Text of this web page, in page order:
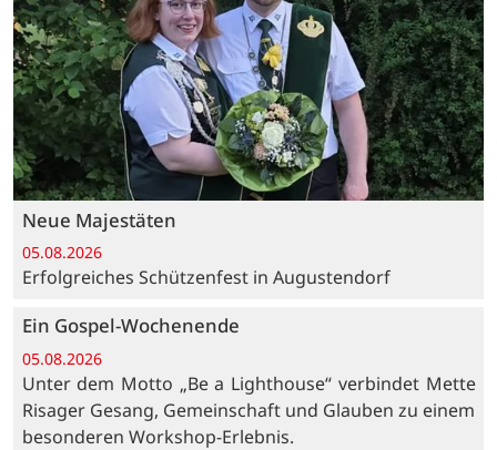
Neue Majestäten
05.08.2026
Erfolgreiches Schützenfest in Augustendorf
Ein Gospel-Wochenende
05.08.2026
Unter dem Motto „Be a Lighthouse“ verbindet Mette
Risager Gesang, Gemeinschaft und Glauben zu einem
besonderen Workshop-Erlebnis.